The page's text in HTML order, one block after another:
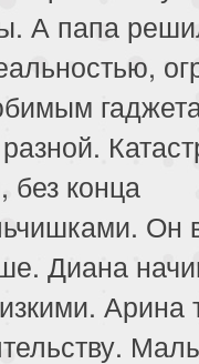
А папа
без конца
Он
Диана
Арина